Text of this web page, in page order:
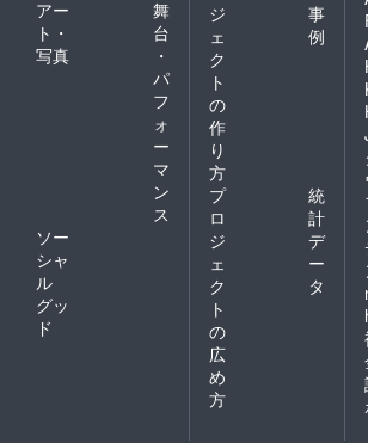
アー
ト・
写真
舞
台
・
パ
フ
ォ
ー
マ
ン
ス
ソー
シャ
ル
グッ
ド
ジ
ェ
ク
ト
の
作
り
方
事
例
プ
ロ
ジ
ェ
ク
ト
の
広
め
方
統
計
デ
ー
タ